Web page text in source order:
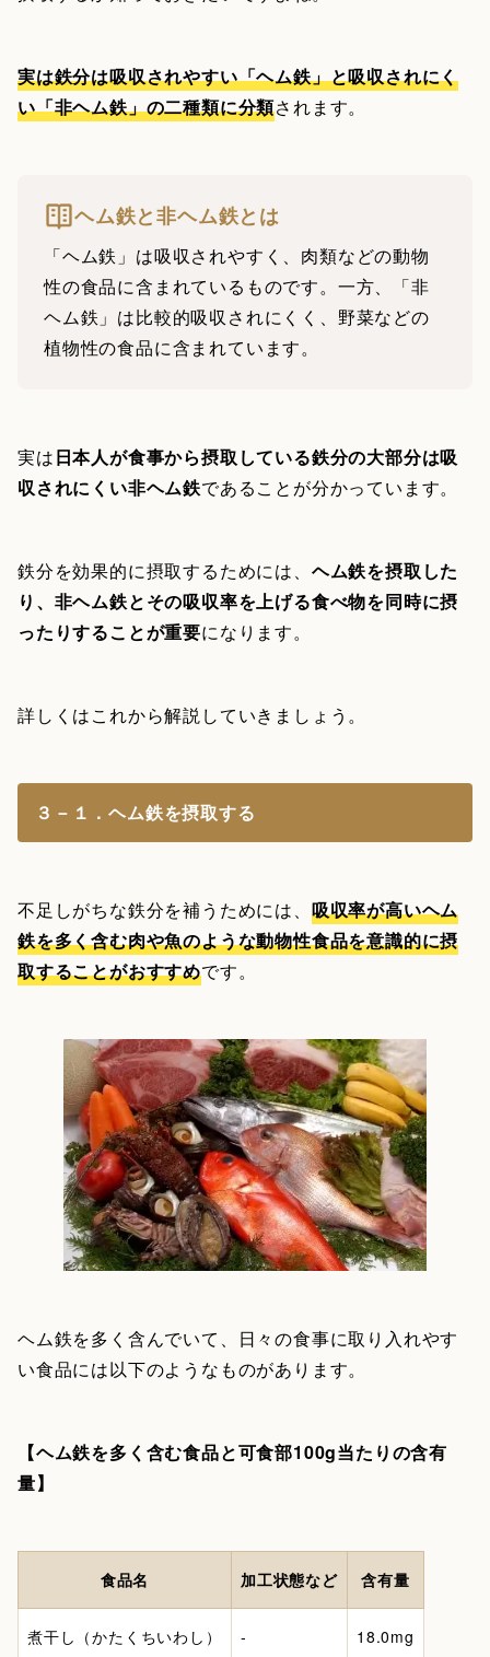
実は鉄分は吸収されやすい「ヘム鉄」と吸収されにく
い「非ヘム鉄」の二種類に分類されます。
ヘム鉄と非ヘム鉄とは
「ヘム鉄」は吸収されやすく、肉類などの動物
性の食品に含まれているものです。一方、「非
ヘム鉄」は比較的吸収されにくく、野菜などの
植物性の食品に含まれています。
実は日本人が食事から摂取している鉄分の大部分は吸
収されにくい非ヘム鉄であることが分かっています。
鉄分を効果的に摂取するためには、 ヘム鉄を摂取した
り、非ヘム鉄とその吸収率を上げる食べ物を同時に摂
ったりすることが重要になります。
詳しくはこれから解説していきましょう。
３－１．ヘム鉄を摂取する
不足しがちな鉄分を補うためには、 吸収率が高いヘム
鉄を多く含む肉や魚のような動物性食品を意識的に摂
取することがおすすめです。
ヘム鉄を多く含んでいて、日々の食事に取り入れやす
い食品には以下のようなものがあります。
【ヘム鉄を多く含む食品と可食部100g当たりの含有
量】
食品名 加工状態など 含有量
煮干し（かたくちいわし） ‐ 18.0mg